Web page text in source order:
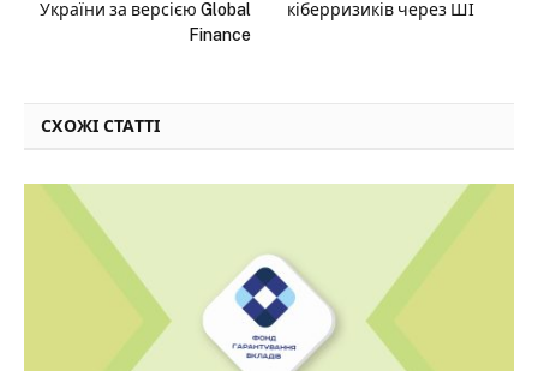
України за версією Global
Finance
кіберризиків через ШІ
СХОЖІ СТАТТІ